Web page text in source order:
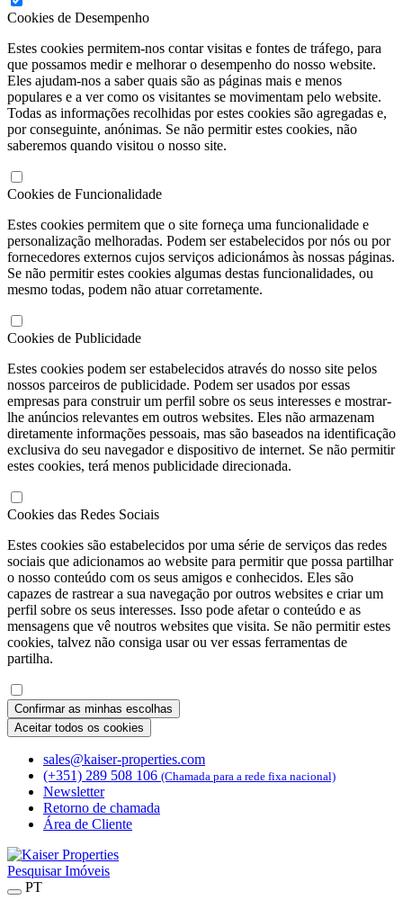
Cookies de Desempenho
Estes cookies permitem-nos contar visitas e fontes de tráfego, para
que possamos medir e melhorar o desempenho do nosso website.
Eles ajudam-nos a saber quais são as páginas mais e menos
populares e a ver como os visitantes se movimentam pelo website.
Todas as informações recolhidas por estes cookies são agregadas e,
por conseguinte, anónimas. Se não permitir estes cookies, não
saberemos quando visitou o nosso site.
Cookies de Funcionalidade
Estes cookies permitem que o site forneça uma funcionalidade e
personalização melhoradas. Podem ser estabelecidos por nós ou por
fornecedores externos cujos serviços adicionámos às nossas páginas.
Se não permitir estes cookies algumas destas funcionalidades, ou
mesmo todas, podem não atuar corretamente.
Cookies de Publicidade
Estes cookies podem ser estabelecidos através do nosso site pelos
nossos parceiros de publicidade. Podem ser usados por essas
empresas para construir um perfil sobre os seus interesses e mostrar-
lhe anúncios relevantes em outros websites. Eles não armazenam
diretamente informações pessoais, mas são baseados na identificação
exclusiva do seu navegador e dispositivo de internet. Se não permitir
estes cookies, terá menos publicidade direcionada.
Cookies das Redes Sociais
Estes cookies são estabelecidos por uma série de serviços das redes
sociais que adicionamos ao website para permitir que possa partilhar
o nosso conteúdo com os seus amigos e conhecidos. Eles são
capazes de rastrear a sua navegação por outros websites e criar um
perfil sobre os seus interesses. Isso pode afetar o conteúdo e as
mensagens que vê noutros websites que visita. Se não permitir estes
cookies, talvez não consiga usar ou ver essas ferramentas de
partilha.
Confirmar as minhas escolhas
Aceitar todos os cookies
sales@kaiser-properties.com
(+351) 289 508 106 (Chamada para a rede fixa nacional)
Newsletter
Retorno de chamada
Área de Cliente
Pesquisar Imóveis
PT